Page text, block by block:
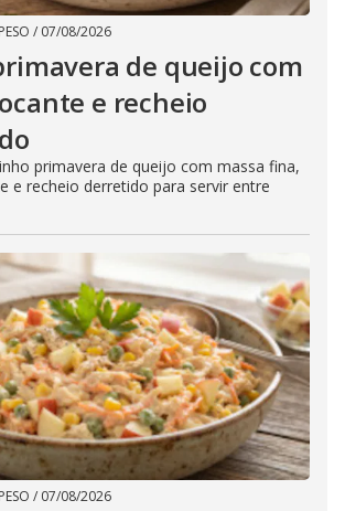
/ 07/08/2026
de queijo com
e recheio
primavera de queijo com massa fina,
e recheio derretido para servir entre
/ 07/08/2026